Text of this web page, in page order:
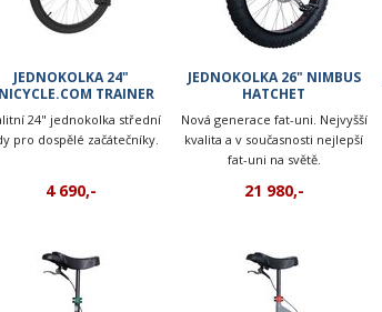
JEDNOKOLKA 24"
TRAINER
24" jednokolka střední
pro dospělé začátečníky.
4 690,-
JEDNOKOLKA 26" NIMBUS
HATCHET
Nová generace fat-uni. Nejvyšší
kvalita a v současnosti nejlepší
fat-uni na světě.
21 980,-